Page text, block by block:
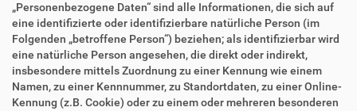
„Personenbezogene Daten“ sind alle Informationen, die sich auf
eine identifizierte oder identifizierbare natürliche Person (im
Folgenden „betroffene Person“) beziehen; als identifizierbar wird
eine natürliche Person angesehen, die direkt oder indirekt,
insbesondere mittels Zuordnung zu einer Kennung wie einem
Namen, zu einer Kennnummer, zu Standortdaten, zu einer Online-
Kennung (z.B. Cookie) oder zu einem oder mehreren besonderen